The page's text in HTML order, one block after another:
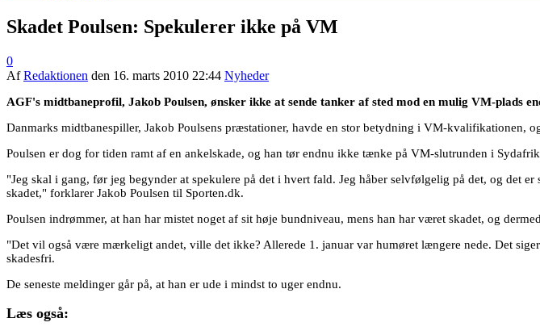
Skadet Poulsen: Spekulerer ikke på VM
0
AfRedaktionen den 16. marts 2010 22:44 Nyheder
AGF's midtbaneprofil, Jakob Poulsen, ønsker ikke at sende tanker af sted mod en mulig VM-plads
Danmarks midtbanespiller, Jakob Poulsens præstationer, havde en stor betydning i VM-kvalifikationen,
Poulsen er dog for tiden ramt af en ankelskade, og han tør endnu ikke tænke på VM-slutrunden i
"Jeg skal i gang, før jeg begynder at spekulere på det i hvert fald. Jeg håber selvfølgelig på det, og det
skadet," forklarer Jakob Poulsen til Sporten.dk.
Poulsen indrømmer, at han har mistet noget af sit høje bundniveau, mens han har været skadet, og
"Det vil også være mærkeligt andet, ville det ikke? Allerede 1. januar var humøret længere nede. Det
skadesfri.
De seneste meldinger går på, at han er ude i mindst to uger endnu.
Læs også: